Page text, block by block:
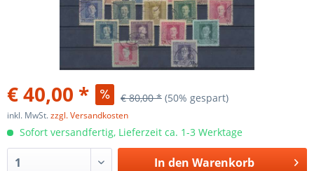
€ 40,00 * € 80,00 * (50% gespart)
inkl. MwSt.zzgl. Versandkosten
Sofort versandfertig, Lieferzeit ca. 1-3 Werktage
In den Warenkorb